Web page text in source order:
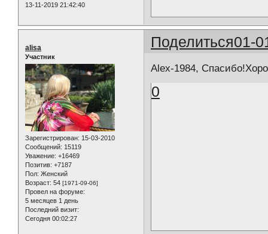
13-11-2019 21:42:40
Поделиться01-
alisa
Участник
Зарегистрирован: 15-03-2010
Сообщений: 15119
Уважение: +16469
Позитив: +7187
Пол: Женский
Возраст: 54 [1971-09-06]
Провел на форуме:
5 месяцев 1 день
Последний визит:
Сегодня 00:02:27
Alex-1984,
0